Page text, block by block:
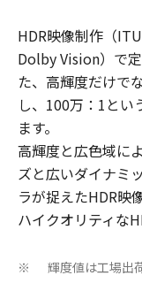
HDR映像制作（
Dolby Vision）で
た、高輝度だけで
し、100万：1とい
ます。
高輝度と広色域に
ズと広いダイナミ
ラが捉えたHDR映
ハイクオリティな
※ 輝度値は工場出